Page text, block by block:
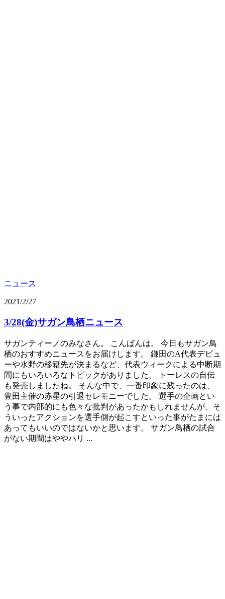
ニュース
2021/2/27
3/28(金)サガン鳥栖ニュース
サガンティーノのみなさん。 こんばんは。 今日もサガン鳥
栖のおすすめニュースをお届けします。 鎌田のA代表デビュ
ーや水野の移籍先が決まるなど、代表ウィークによる中断期
間にもいろいろなトピックがありました。 トーレスの自伝
も発売しましたね。 そんな中で、一番印象に残ったのは、
豊田主催の赤星の引退セレモニーでした。 選手の企画とい
う事で内部的にも色々な批判があったかもしれませんが、そ
ういったアクションを選手側が起こすといった事がたまには
あってもいいのではないかと思います。 サガン鳥栖の試合
がない期間はややハリ ...